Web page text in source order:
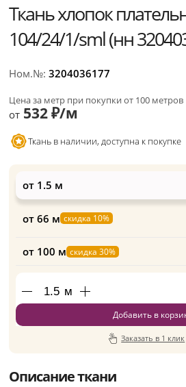
Ткань хлопок
104/24/1/sml (нн
Ном.№:3204036177
Цена за метр при покупки от 100 метров
от 532 ₽/м
Ткань в наличии, доступна к покупке
от 1.5 м
от 66 м скидка 10%
от 100 м скидка 30%
м
Добавить в
Заказать в 1 клик
Описание ткани